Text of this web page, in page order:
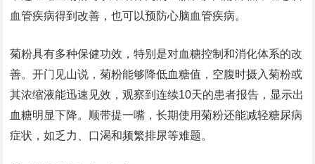
血管疾病得到改善，也可以预防心脑血管疾病。
菊粉具有多种保健功效，特别是对血糖控制和消化体系的改
善。开门见山说，菊粉能够降低血糖值，空腹时摄入菊粉或
其浓缩液能迅速见效，观察到连续10天的患者报告，显示出
血糖明显下降。顺带提一嘴，长期使用菊粉还能减轻糖尿病
症状，如乏力、口渴和频繁排尿等难题。